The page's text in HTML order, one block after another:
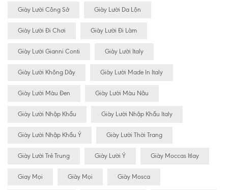
Giày Lười Công Sở Giày Lười Da Lộn
Giày Lười Đi Chơi Giày Lười Đi Làm
Giày Lười Gianni Conti Giày Lười Italy
Giày Lười Không Dây Giày Lười Made In Italy
Giày Lười Màu Đen Giày Lười Màu Nâu
Giày Lười Nhập Khẩu Giày Lười Nhập Khẩu Italy
Giày Lười Nhập Khẩu Ý Giày Lười Thời Trang
Giày Lười Trẻ Trung Giày Lười Ý Giày Moccas Itlay
Giay Mọi Giày Mọi Giày Mosca